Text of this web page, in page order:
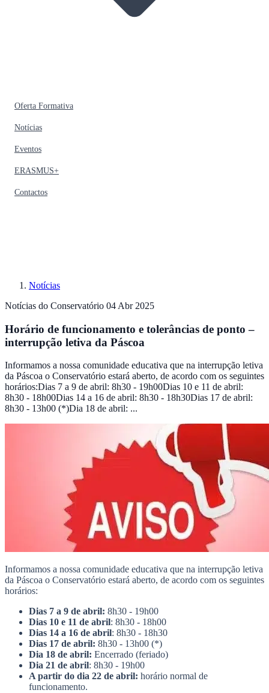
Oferta Formativa
Notícias
Eventos
ERASMUS+
Contactos
Notícias
Notícias do Conservatório 04 Abr 2025
Horário de funcionamento e tolerâncias de ponto –
interrupção letiva da Páscoa
Informamos a nossa comunidade educativa que na interrupção letiva
da Páscoa o Conservatório estará aberto, de acordo com os seguintes
horários:Dias 7 a 9 de abril: 8h30 - 19h00Dias 10 e 11 de abril:
8h30 - 18h00Dias 14 a 16 de abril: 8h30 - 18h30Dias 17 de abril:
8h30 - 13h00 (*)Dia 18 de abril: ...
Informamos a nossa comunidade educativa que na interrupção letiva
da Páscoa o Conservatório estará aberto, de acordo com os seguintes
horários:
Dias 7 a 9 de abril: 8h30 - 19h00
Dias 10 e 11 de abril: 8h30 - 18h00
Dias 14 a 16 de abril: 8h30 - 18h30
Dias 17 de abril: 8h30 - 13h00 (*)
Dia 18 de abril: Encerrado (feriado)
Dia 21 de abril: 8h30 - 19h00
A partir do dia 22 de abril: horário normal de
funcionamento.